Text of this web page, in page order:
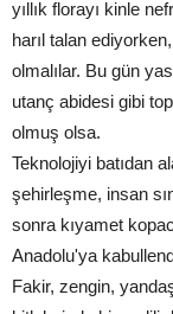
yıllık florayı kinle
harıl talan
olmalılar. Bu gün
utanç abidesi gibi
olmuş olsa.
Teknolojiyi batıdan
şehirleşme, insan
sonra kıyamet
Anadolu'ya
Fakir, zengin,